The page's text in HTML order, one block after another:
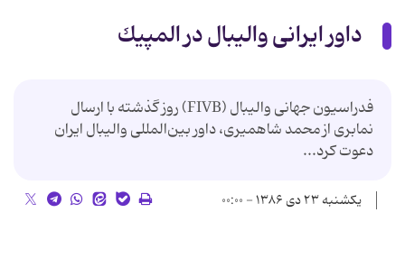
داور ایرانی والیبال در المپیك
فدراسیون جهانی والیبال (FIVB) روز گذشته با ارسال
نمابری از محمد شاهمیری، داور بین‌المللی والیبال ایران
دعوت كرد...
یکشنبه ۲۳ دی ۱۳۸۶ - ۰۰:۰۰